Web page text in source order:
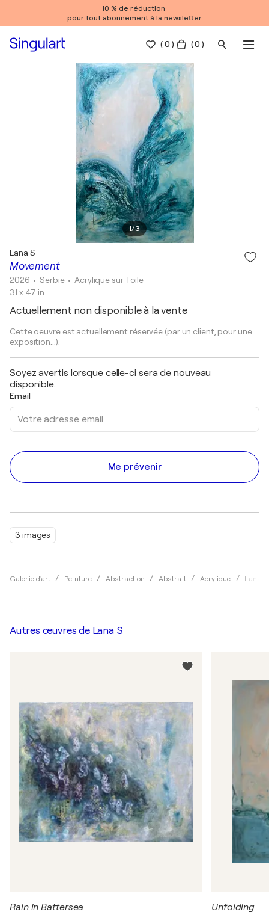
10 % de réduction
pour tout abonnement à la newsletter
(0 ) ( 0 )
1/3
3 images
Galerie d'art Peinture Abstraction Abstrait Acrylique Lana S
Movement
Lana S
2026 • Serbie •Acrylique sur Toile
31 x 47 in
Actuellement non disponible à la vente
Cette oeuvre est actuellement réservée (par un client, pour une
exposition...).
Soyez avertis lorsque celle-ci sera de nouveau
disponible.
Email
Me prévenir
Autres œuvres de Lana S
Rain in Battersea Unfolding